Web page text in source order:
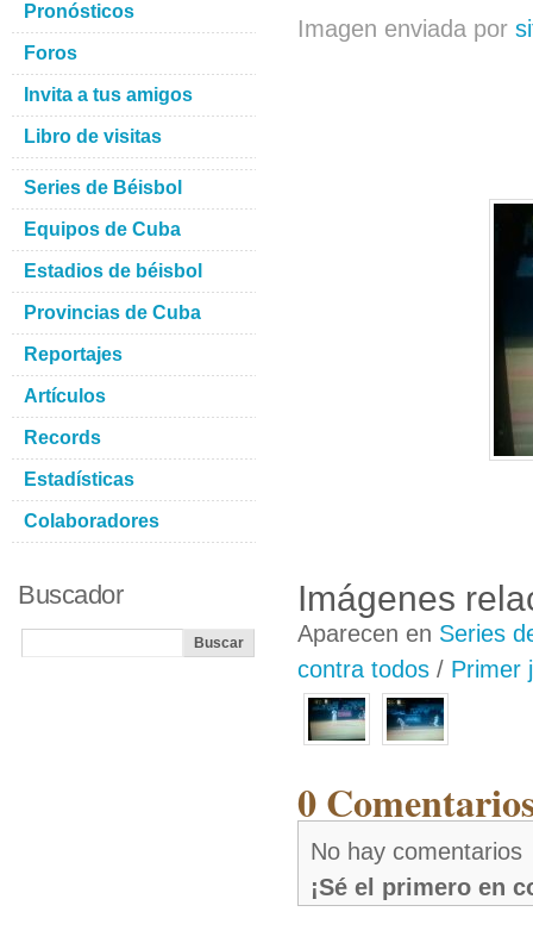
Imagen enviada por
Imágenes
Aparecen en Series
contra todos / Primer
0
No hay comentarios
¡Sé el primero en
Pronósticos
Foros
Invita a tus amigos
Libro de visitas
Series de Béisbol
Equipos de Cuba
Estadios de béisbol
Provincias de Cuba
Reportajes
Artículos
Records
Estadísticas
Colaboradores
Buscador